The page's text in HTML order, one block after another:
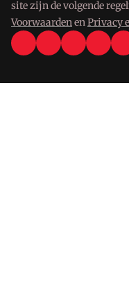
site zijn de volgende
VoorwaardenenPrivacy